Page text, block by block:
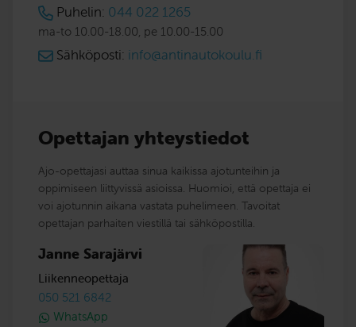
Puhelin: 044 022 1265
ma-to 10.00-18.00, pe 10.00-15.00
Sähköposti: info@antinautokoulu.fi
Opettajan yhteystiedot
Ajo-opettajasi auttaa sinua kaikissa ajotunteihin ja
oppimiseen liittyvissä asioissa. Huomioi, että opettaja ei
voi ajotunnin aikana vastata puhelimeen. Tavoitat
opettajan parhaiten viestillä tai sähköpostilla.
Janne Sarajärvi
Liikenneopettaja
050 521 6842
WhatsApp